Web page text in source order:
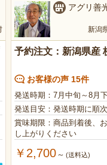
アグリ善
新潟
予約注文：新潟県産
お客様の声 15件
発送時期：7月中旬～8月
発送目安：発送時期に順
賞味期限：商品到着後、
し上がりください
￥2,700 ～ (送料込)